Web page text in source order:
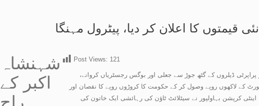
کا اعلان کر دیا، پیٹرول مہنگا
شہنشاہ
اکبر کے
راج
Post Views: 121
ڈیلروں کے گٹھ جوڑ سے جعلی اور بوگس رجسٹریاں کروانے،
کے لاکھوں روپے وصول کر کے حکومت کا کروڑوں روپے کا نقصان اور
100 فیصد درست ثابت ہو گئی جب تھانہ اینٹی کرپشن بہاولپور نے سیٹلائٹ ٹاؤن کی رہائشی ایک خاتون کی